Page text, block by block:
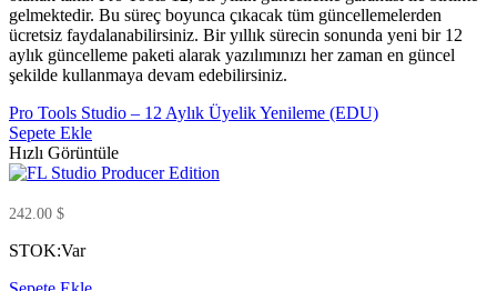
gelmektedir. Bu süreç boyunca çıkacak tüm güncellemelerden
ücretsiz faydalanabilirsiniz. Bir yıllık sürecin sonunda yeni bir 12
aylık güncelleme paketi alarak yazılımınızı her zaman en güncel
şekilde kullanmaya devam edebilirsiniz.
Pro Tools Studio – 12 Aylık Üyelik Yenileme (EDU)
Sepete Ekle
Hızlı Görüntüle
242.00 $
STOK:Var